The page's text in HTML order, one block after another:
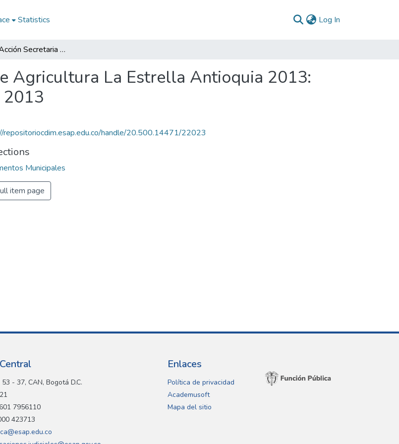
Statistics Log In
Plan de Acción Secretaria de Agricultura La Estrella Antioquia 2013: PASA La Estrella Antioquia 2013
Agricultura La Estrella Antioquia 2013:
repositoriocdim.esap.edu.co/handle/20.500.14471/22023
Municipales
item page
- 37, CAN, Bogotá D.C.
7956110
423713
Enlaces
Política de privacidad
Academusoft
Mapa del sitio